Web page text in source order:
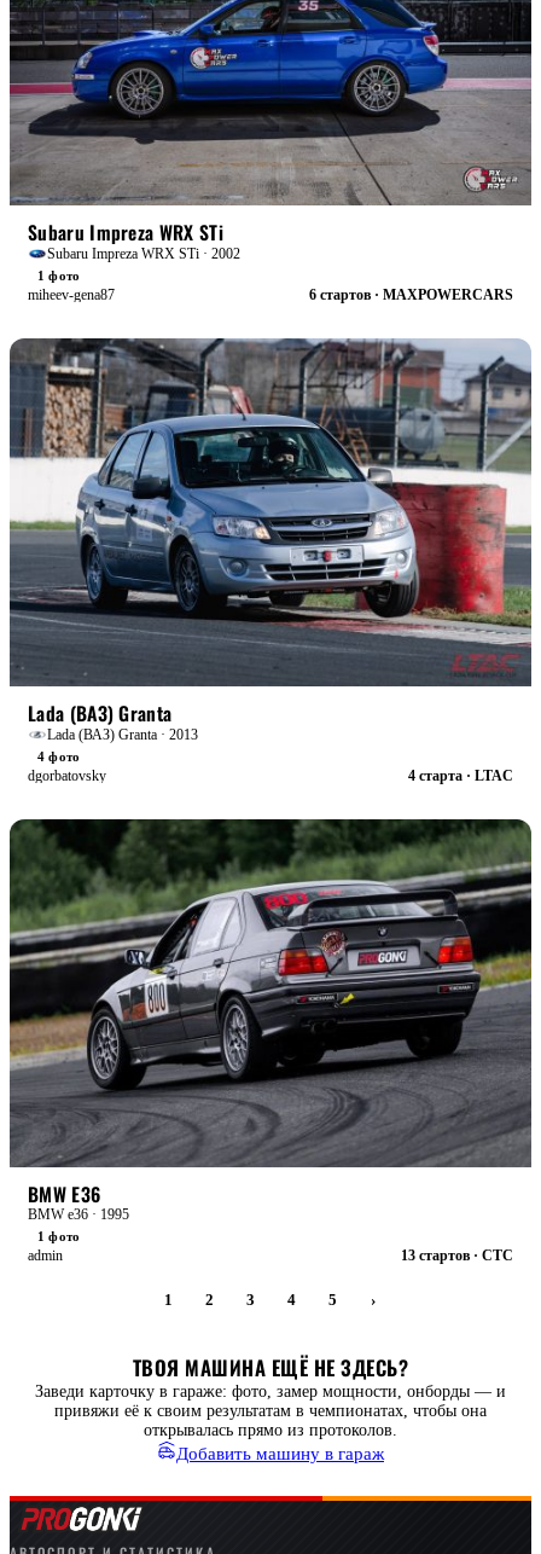
Subaru Impreza WRX STi
Subaru Impreza WRX STi · 2002
1 фото
miheev-gena87
6 стартов · MAXPOWERCARS
Lada (ВАЗ) Granta
Lada (ВАЗ) Granta · 2013
4 фото
dgorbatovsky
4 старта · LTAC
BMW E36
BMW e36 · 1995
1 фото
admin
13 стартов · CTC
1 2 3 4 5 ›
ТВОЯ МАШИНА ЕЩЁ НЕ ЗДЕСЬ?
Заведи карточку в гараже: фото, замер мощности, онборды — и
привяжи её к своим результатам в чемпионатах, чтобы она
открывалась прямо из протоколов.
Добавить машину в гараж